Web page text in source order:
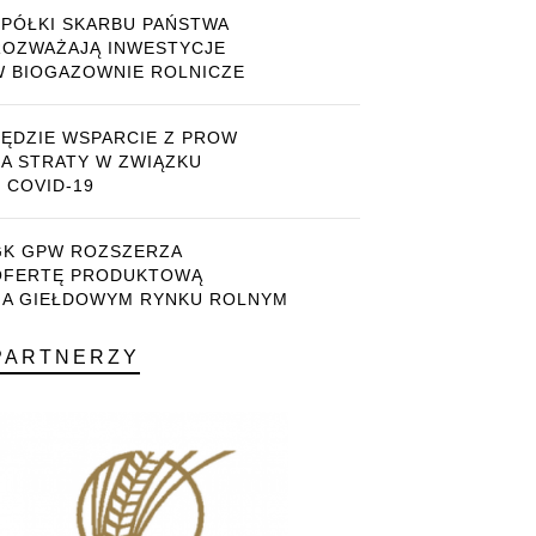
SKARBU PAŃSTWA
INWESTYCJE
BIOGAZOWNIE ROLNICZE
WSPARCIE Z PROW
STRATY W ZWIĄZKU
COVID-19
GPW ROZSZERZA
PRODUKTOWĄ
GIEŁDOWYM RYNKU ROLNYM